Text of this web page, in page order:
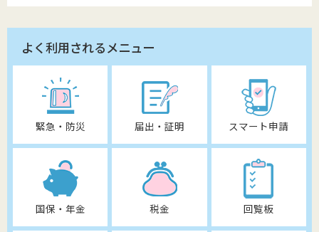
よく利用されるメニュー
緊急・防災 届出・証明 スマート申請
国保・年金 税金 回覧板